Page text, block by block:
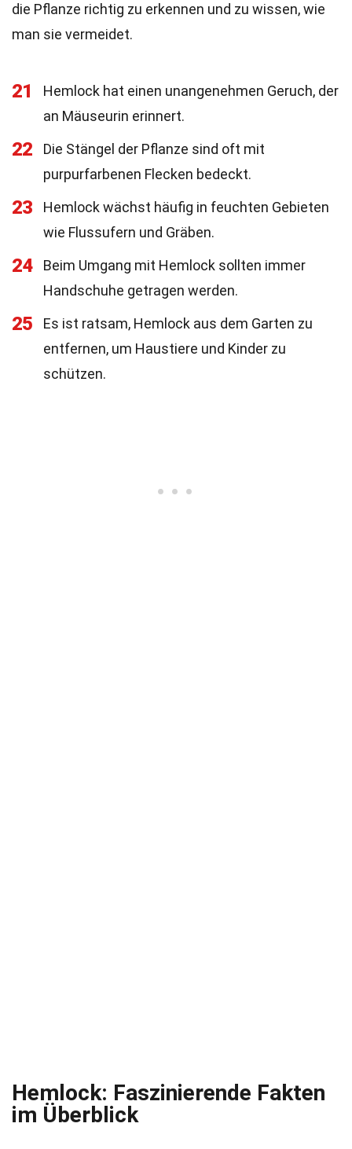
die Pflanze richtig zu erkennen und zu wissen, wie
man sie vermeidet.
21
Hemlock hat einen unangenehmen Geruch, der
an Mäuseurin erinnert.
22
Die Stängel der Pflanze sind oft mit
purpurfarbenen Flecken bedeckt.
23
Hemlock wächst häufig in feuchten Gebieten
wie Flussufern und Gräben.
24
Beim Umgang mit Hemlock sollten immer
Handschuhe getragen werden.
25
Es ist ratsam, Hemlock aus dem Garten zu
entfernen, um Haustiere und Kinder zu
schützen.
Hemlock: Faszinierende Fakten
im Überblick